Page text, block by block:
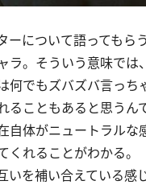
について語ってもら
ラ。そういう意味では
何でもズバズバ言っち
ることもあると思うん
自体がニュートラルな
れることがわかる。
を補い合えている感